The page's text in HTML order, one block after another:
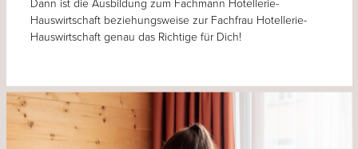
Dann ist die Ausbildung zum Fachmann Hotellerie-
Hauswirtschaft beziehungsweise zur Fachfrau Hotellerie-
Hauswirtschaft genau das Richtige für Dich!